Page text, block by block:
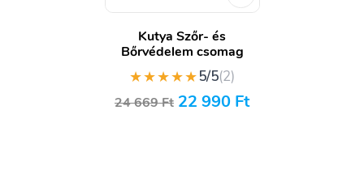
Kutya Szőr- és
Bőrvédelem csomag
★★★★★5/5(2)
24 669Ft 22 990 Ft